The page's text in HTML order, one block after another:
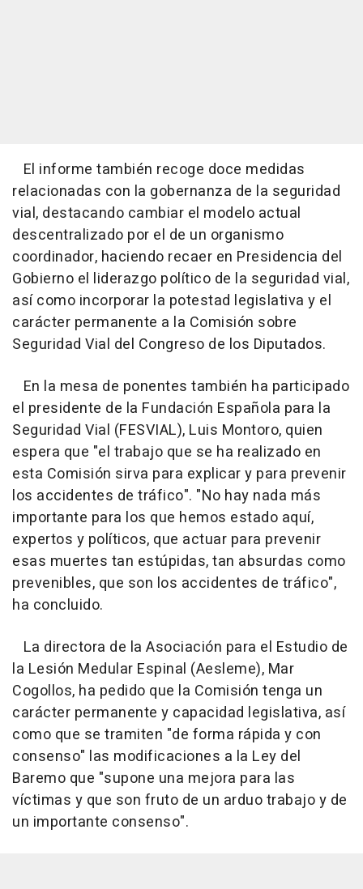
El informe también recoge doce medidas
relacionadas con la gobernanza de la seguridad
vial, destacando cambiar el modelo actual
descentralizado por el de un organismo
coordinador, haciendo recaer en Presidencia del
Gobierno el liderazgo político de la seguridad vial,
así como incorporar la potestad legislativa y el
carácter permanente a la Comisión sobre
Seguridad Vial del Congreso de los Diputados.
En la mesa de ponentes también ha participado
el presidente de la Fundación Española para la
Seguridad Vial (FESVIAL), Luis Montoro, quien
espera que "el trabajo que se ha realizado en
esta Comisión sirva para explicar y para prevenir
los accidentes de tráfico". "No hay nada más
importante para los que hemos estado aquí,
expertos y políticos, que actuar para prevenir
esas muertes tan estúpidas, tan absurdas como
prevenibles, que son los accidentes de tráfico",
ha concluido.
La directora de la Asociación para el Estudio de
la Lesión Medular Espinal (Aesleme), Mar
Cogollos, ha pedido que la Comisión tenga un
carácter permanente y capacidad legislativa, así
como que se tramiten "de forma rápida y con
consenso" las modificaciones a la Ley del
Baremo que "supone una mejora para las
víctimas y que son fruto de un arduo trabajo y de
un importante consenso".